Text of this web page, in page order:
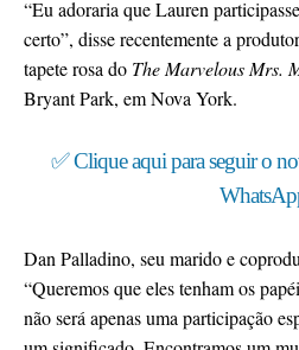
“Eu adoraria que Lauren
certo”, disse recentemente a
tapete rosa do The Marvelous Mrs.
Bryant Park, em Nova York.
✅ Clique aqui para seguir o
Dan Palladino, seu marido e
“Queremos que eles tenham os
não será apenas uma participação